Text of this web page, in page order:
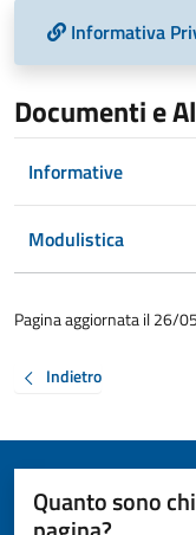
Informativa
Documenti e
Informative
Modulistica
Pagina aggiornata il 26/
Indietro
Quanto sono